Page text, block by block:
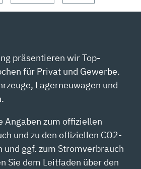
präsentieren wir Top-
für Privat und Gewerbe.
Lagerneuwagen und
Angaben zum offiziellen
und zu den offiziellen CO2-
ggf. zum Stromverbrauch
Sie dem Leitfaden über den